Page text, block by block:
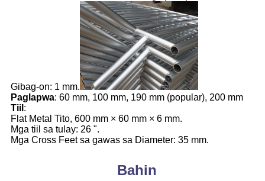
Gibag-on: 1 mm.
Paglapwa: 60 mm, 100 mm, 190 mm (popular), 200 mm
Tiil :
Flat Metal Tito, 600 mm × 60 mm × 6 mm.
Mga tiil sa tulay: 26 ".
Mga Cross Feet sa gawas sa Diameter: 35 mm.
Bahin